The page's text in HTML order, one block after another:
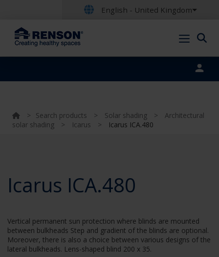
English - United Kingdom
> Search products > Solar shading >
Architectural
solar shading
> Icarus > Icarus ICA.480
Icarus ICA.480
Vertical permanent sun protection where blinds are mounted
between bulkheads Step and gradient of the blinds are optional.
Moreover, there is also a choice between various designs of the
lateral bulkheads. Lens-shaped blind 200 x 35.